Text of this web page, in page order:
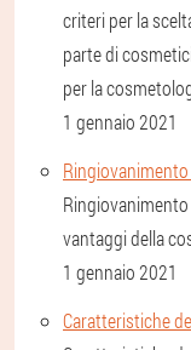
criteri per la
parte di
per la
1 gennaio 2021
vantaggi della
1 gennaio 2021
Caratteristiche